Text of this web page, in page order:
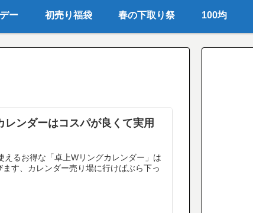
ー 初売り福袋 春の下取り祭 100均
レンダーはコスパが良くて実用
えるお得な「卓上Wリングカレンダー」は
す、カレンダー売り場に行けばぶら下っ